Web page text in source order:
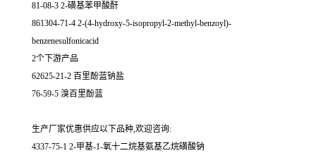
81-08-3 2-磺基苯甲酸酐
861304-71-4 2-(4-hydroxy-5-isopropyl-2-methyl-benzoyl)-
benzenesulfonicacid
2个下游产品
62625-21-2 百里酚蓝钠盐
76-59-5 溴百里酚蓝
生产厂家优惠供应以下品种,欢迎咨询:
4337-75-1 2-甲基-1-氧十二烷基氨基乙烷磺酸钠